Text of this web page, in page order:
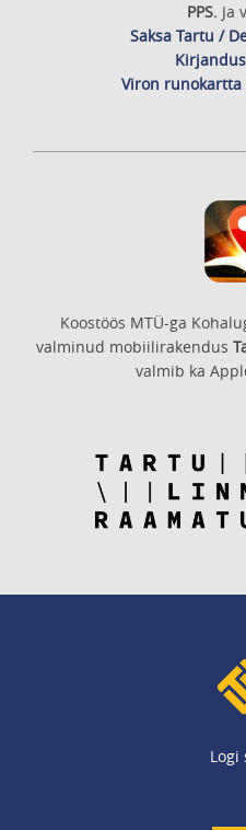
PPS. Ja
Saksa Tartu /
Viron
Koostöös MTÜ-ga
valminud mobiilirakendus
valmib ka
Logi